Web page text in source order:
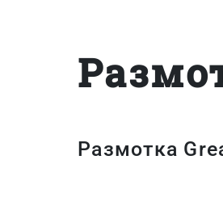
Размотка